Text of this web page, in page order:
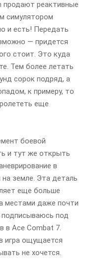
продают реактивные
симулятором
и есть! Передать
— придется
стоит. Это куда
Тем более летать
сорок подряд, а
к примеру, то
еще
боевой
и тут же открыть
в
земле. Эта деталь
еще больше
местами даже почти
под
в Ace Combat 7.
игра ощущается
не хочется.